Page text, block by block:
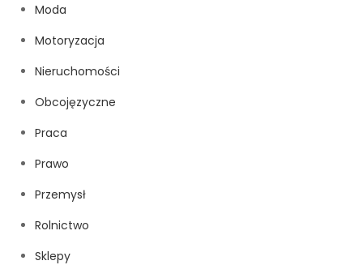
Moda
Motoryzacja
Nieruchomości
Obcojęzyczne
Praca
Prawo
Przemysł
Rolnictwo
Sklepy